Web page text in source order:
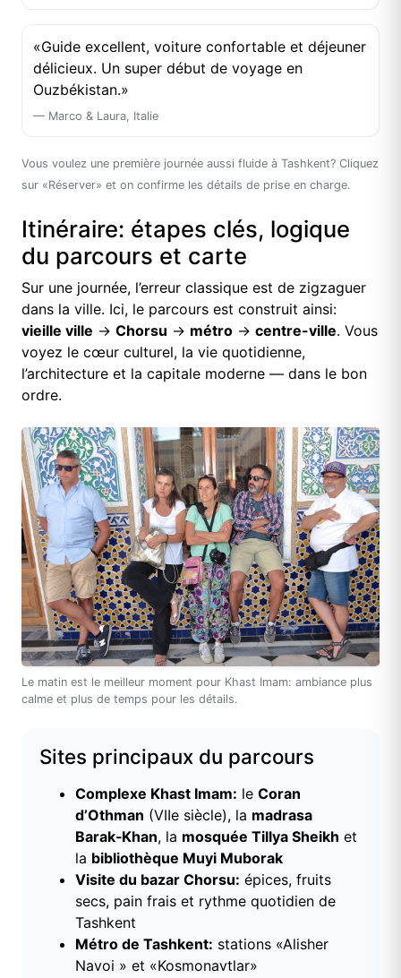
«Guide excellent, voiture confortable et déjeuner
délicieux. Un super début de voyage en
Ouzbékistan.»
— Marco & Laura, Italie
Vous voulez une première journée aussi fluide à Tashkent? Cliquez
sur «Réserver» et on confirme les détails de prise en charge.
Itinéraire: étapes clés, logique
du parcours et carte
Sur une journée, l’erreur classique est de zigzaguer
dans la ville. Ici, le parcours est construit ainsi:
vieille ville → Chorsu → métro → centre-ville. Vous
voyez le cœur culturel, la vie quotidienne,
l’architecture et la capitale moderne — dans le bon
ordre.
Le matin est le meilleur moment pour Khast Imam: ambiance plus
calme et plus de temps pour les détails.
Sites principaux du parcours
Complexe Khast Imam: le Coran
d’Othman (VIIe siècle), la madrasa
Barak‑Khan, la mosquée Tillya Sheikh et
la bibliothèque Muyi Muborak
Visite du bazar Chorsu: épices, fruits
secs, pain frais et rythme quotidien de
Tashkent
Métro de Tashkent: stations «Alisher
Navoi » et «Kosmonavtlar»